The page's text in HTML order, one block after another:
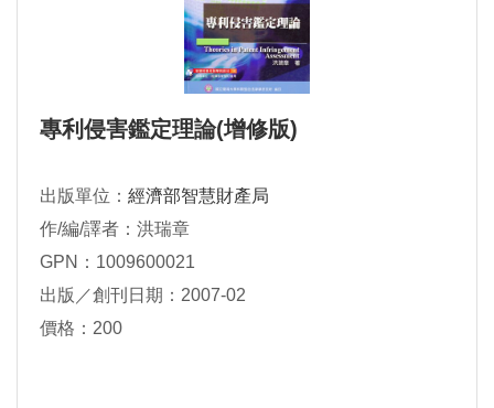
專利侵害鑑定理論(增修版)
出版單位： 經濟部智慧財產局
作/編/譯者：洪瑞章
GPN：1009600021
出版／創刊日期：2007-02
價格：200